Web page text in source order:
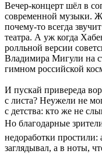
Вечер-концерт шёл в
современной музыки.
почему-то всегда
театра. А уж когда
ролльной версии
Владимира Мигули на
гимном российской
И пускай привереда
с листа? Неужели не
с детства: кто же не
Но благодарные
недоработки простили:
заглядывал, а в ноты,